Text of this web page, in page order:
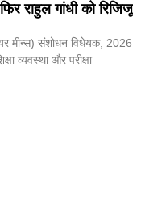
राहुल गांधी को रिजिजू
मीन्स) संशोधन विधेयक, 2026
व्यवस्था और परीक्षा